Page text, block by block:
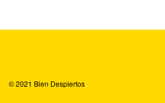
© 2021 Bien Despiertos